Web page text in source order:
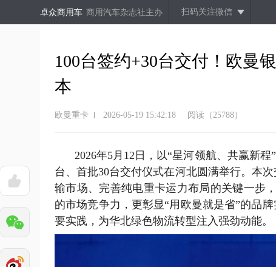
卓众商用车 商用汽车杂志社主办 扫码关注微信
100台签约+30台交付！欧曼
本
欧曼重卡 2026-05-19 15:42:18 阅读（25788）
2026年5月12日，以“星河领航、共赢新程
台、首批30台交付仪式在河北圆满举行。本次
输市场、完善纯电重卡运力布局的关键一步
的市场竞争力， 更彰显“用欧曼就是省”的品
要实践，为华北绿色物流转型注入强劲动能。